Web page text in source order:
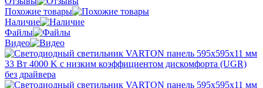
Похожие товары
Наличие
Файлы
Видео